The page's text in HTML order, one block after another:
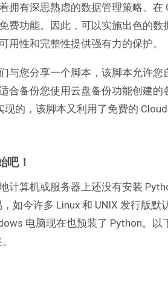
拥有深思熟虑的数据管理策略。在
费功能。因此，可以实施出色的
用性和完整性提供强有力的保护。
与您分享一个脚本，该脚本允许
合备份您使用云盘备份功能创建
现的，该脚本又利用了免费的
吧！
计算机或服务器上还没有安装
如今许多 Linux 和 UNIX 发行版默
电脑现在也预装了 Python。以